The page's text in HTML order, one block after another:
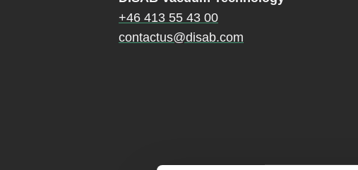
+46 413 55 43 00
contactus@disab.com